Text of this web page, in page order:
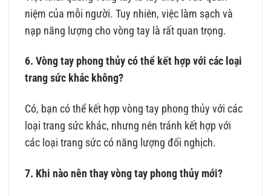
niệm của mỗi người. Tuy nhiên, việc làm sạch và
nạp năng lượng cho vòng tay là rất quan trọng.
6. Vòng tay phong thủy có thể kết hợp với các loại
trang sức khác không?
Có, bạn có thể kết hợp vòng tay phong thủy với các
loại trang sức khác, nhưng nên tránh kết hợp với
các loại trang sức có năng lượng đối nghịch.
7. Khi nào nên thay vòng tay phong thủy mới?